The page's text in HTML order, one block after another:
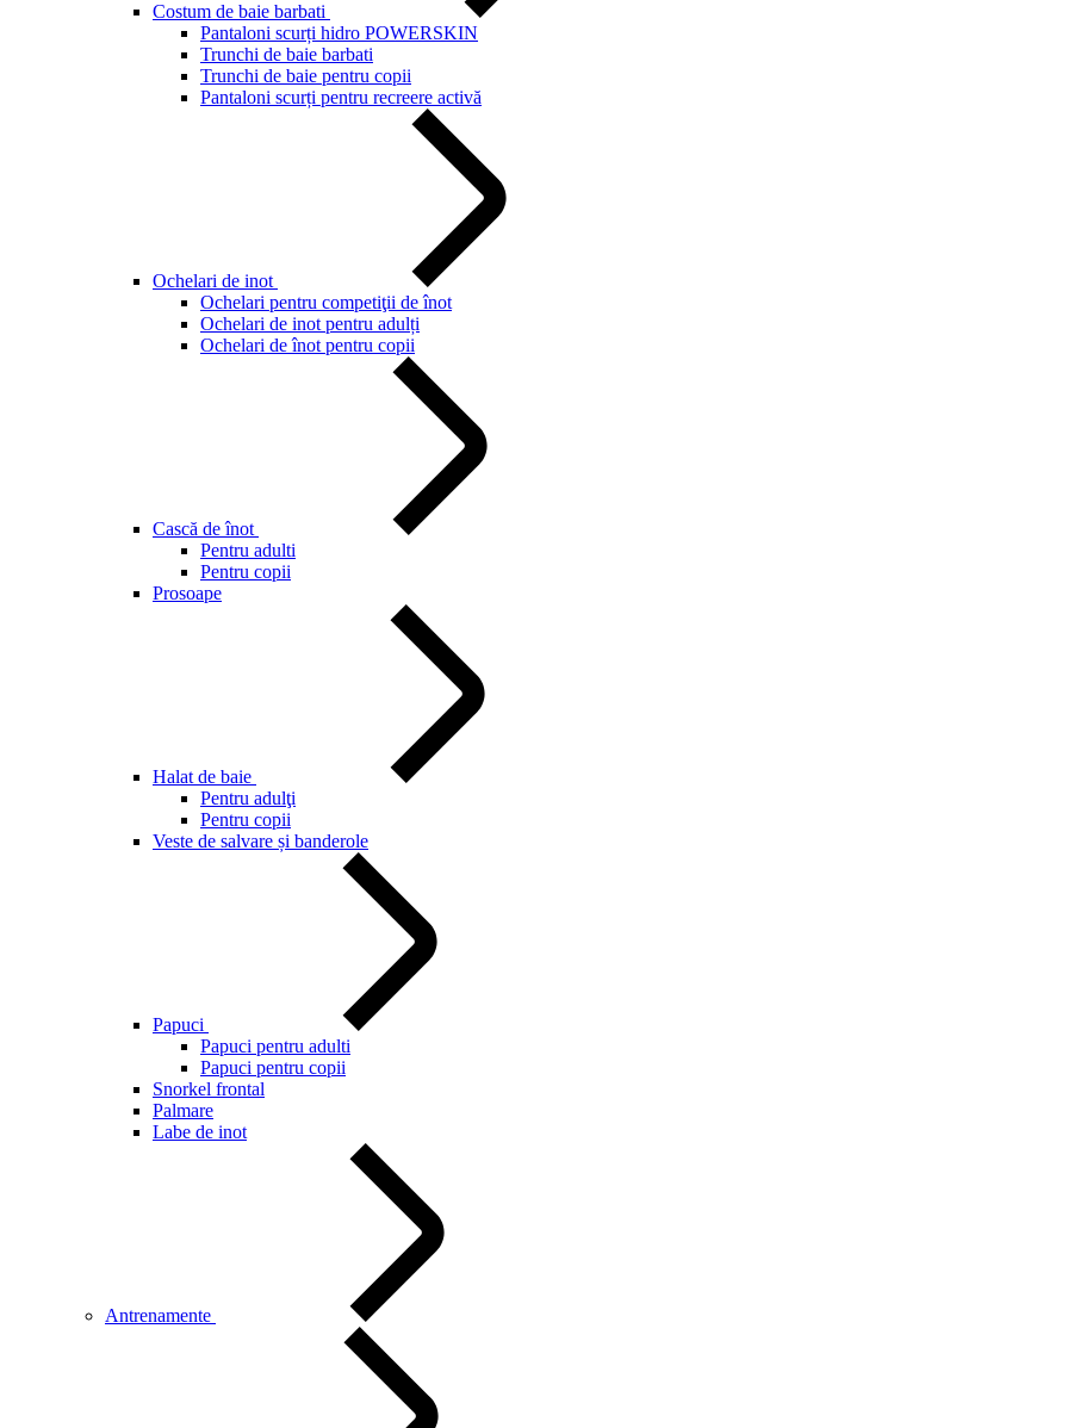
Costum de baie barbati
Pantaloni scurți hidro POWERSKIN
Trunchi de baie barbati
Trunchi de baie pentru copii
Pantaloni scurți pentru recreere activă
Ochelari de inot
Ochelari pentru competiţii de înot
Ochelari de inot pentru adulți
Ochelari de înot pentru copii
Cască de înot
Pentru adulti
Pentru copii
Prosoape
Halat de baie
Pentru adulţi
Pentru copii
Veste de salvare și banderole
Papuci
Papuci pentru adulti
Papuci pentru copii
Snorkel frontal
Palmare
Labe de inot
Antrenamente